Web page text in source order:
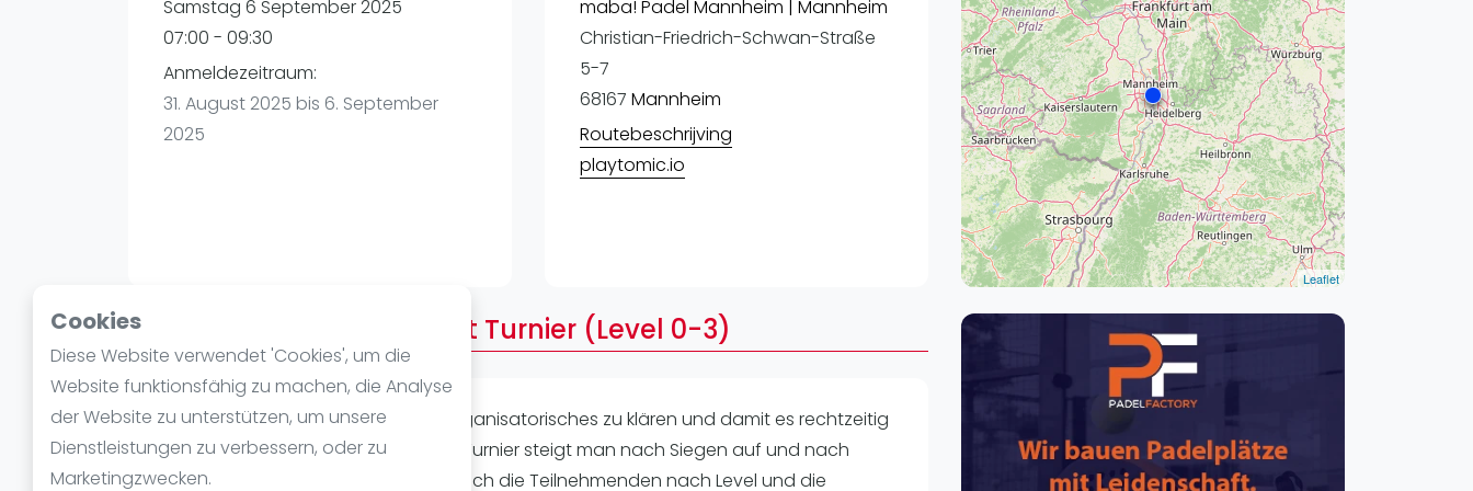
Cookies
Diese Website verwendet 'Cookies', um die
Website funktionsfähig zu machen, die Analyse
der Website zu unterstützen, um unsere
Dienstleistungen zu verbessern, oder zu
Marketingzwecken.
Verschiedenes
Leipzig
Dortmund
Essen
Samstag 6 September 2025
07:00 - 09:30
Anmeldezeitraum:
31. August 2025 bis 6. September
2025
maba! Padel Mannheim | Mannheim
Christian-Friedrich-Schwan-Straße
5-7
68167 Mannheim
Routebeschrijving
playtomic.io
Leaflet
Über 9 Uhr - Golden Court Turnier (Level 0-3)
Bitte seid 10-15 min früher da, um Organisatorisches zu klären und damit es rechtzeitig
losgehen kann. Beim Golden Court Turnier steigt man nach Siegen auf und nach
Niederlagen ab. Dadurch sortieren sich die Teilnehmenden nach Level und die